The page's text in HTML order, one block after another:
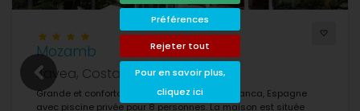
Préférences
Rejeter tout
Pour en savoir plus,
cliquez ici
Mozamb
Javea, Costa Blanca, Espagne
Grande et confortable villa à Jávea, Costa Blanca, Espagne
avec piscine privée pour 8 personnes. La maison est située